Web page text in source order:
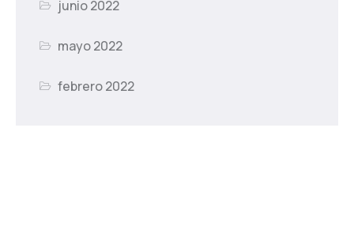
junio 2022
mayo 2022
febrero 2022